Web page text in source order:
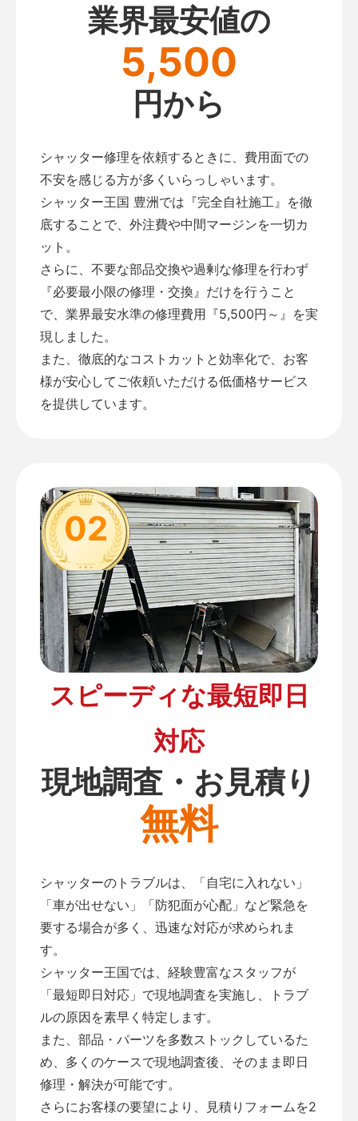
業界最安値の
5,500
円から
シャッター修理を依頼するときに、費用面での
不安を感じる方が多くいらっしゃいます。
シャッター王国 豊洲では『完全自社施工』を徹
底することで、外注費や中間マージンを一切カ
ット。
さらに、不要な部品交換や過剰な修理を行わず
『必要最小限の修理・交換』だけを行うこと
で、業界最安水準の修理費用『5,500円～』を実
現しました。
また、徹底的なコストカットと効率化で、お客
様が安心してご依頼いただける低価格サービス
を提供しています。
02
スピーディな最短即日
対応
現地調査・お見積り
無料
シャッターのトラブルは、「自宅に入れない」
「車が出せない」「防犯面が心配」など緊急を
要する場合が多く、迅速な対応が求められま
す。
シャッター王国では、経験豊富なスタッフが
「最短即日対応」で現地調査を実施し、トラブ
ルの原因を素早く特定します。
また、部品・パーツを多数ストックしているた
め、多くのケースで現地調査後、そのまま即日
修理・解決が可能です。
さらにお客様の要望により、見積りフォームを2